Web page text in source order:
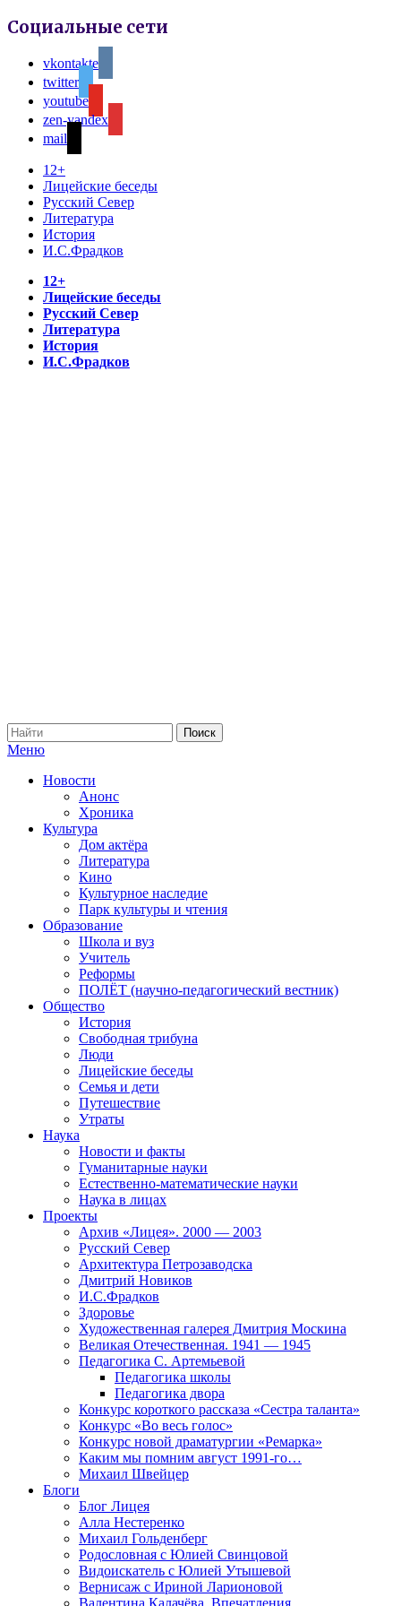
Социальные сети
vkontakte
twitter
youtube
zen-yandex
mail
12+
Лицейские беседы
Русский Север
Литература
История
И.С.Фрадков
12+
Лицейские беседы
Русский Север
Литература
История
И.С.Фрадков
Меню
Новости
Анонс
Хроника
Культура
Дом актёра
Литература
Кино
Культурное наследие
Парк культуры и чтения
Образование
Школа и вуз
Учитель
Реформы
ПОЛЁТ (научно-педагогический вестник)
Общество
История
Свободная трибуна
Люди
Лицейские беседы
Семья и дети
Путешествие
Утраты
Наука
Новости и факты
Гуманитарные науки
Естественно-математические науки
Наука в лицах
Проекты
Архив «Лицея». 2000 — 2003
Русский Север
Архитектура Петрозаводска
Дмитрий Новиков
И.С.Фрадков
Здоровье
Художественная галерея Дмитрия Москина
Великая Отечественная. 1941 — 1945
Педагогика С. Артемьевой
Педагогика школы
Педагогика двора
Конкурс короткого рассказа «Сестра таланта»
Конкурс «Во весь голос»
Конкурс новой драматургии «Ремарка»
Каким мы помним август 1991-го…
Михаил Швейцер
Блоги
Блог Лицея
Алла Нестеренко
Михаил Гольденберг
Родословная с Юлией Свинцовой
Видоискатель с Юлией Утышевой
Вернисаж с Ириной Ларионовой